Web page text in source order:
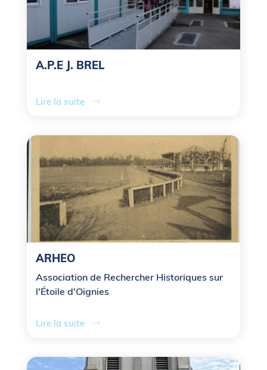
A.P.E J. BREL
Lire la suite
ARHEO
Association de Rechercher Historiques sur
l'Étoile d'Oignies
Lire la suite